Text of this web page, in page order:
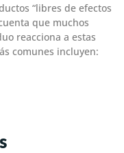
“libres de efectos
que muchos
reacciona a estas
comunes incluyen: